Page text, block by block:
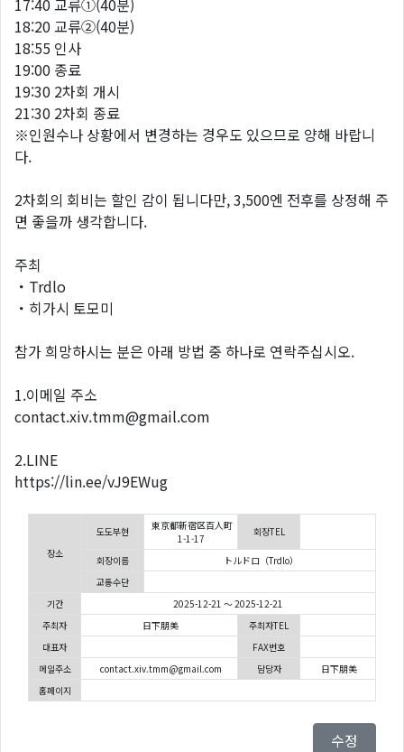
17:40 교류①(40분)
18:20 교류②(40분)
18:55 인사
19:00 종료
19:30 2차회 개시
21:30 2차회 종료
※인원수나 상황에서 변경하는 경우도 있으므로 양해 바랍니
다.
2차회의 회비는 할인 감이 됩니다만, 3,500엔 전후를 상정해 주
면 좋을까 생각합니다.
주최
・Trdlo
・히가시 토모미
참가 희망하시는 분은 아래 방법 중 하나로 연락주십시오.
1.이메일 주소
contact.xiv.tmm@gmail.com
2.LINE
https://lin.ee/vJ9EWug
장소
도도부현
東京都新宿区百人町
1-1-17
회장TEL
회장이름
トルドロ（Trdlo）
교통수단
기간
2025-12-21 ～ 2025-12-21
주최자
日下朋美
주최자TEL
대표자
FAX번호
메일주소
contact.xiv.tmm@gmail.com 담당자
日下朋美
홈페이지
수정